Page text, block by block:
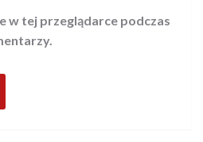
w tej przeglądarce podczas